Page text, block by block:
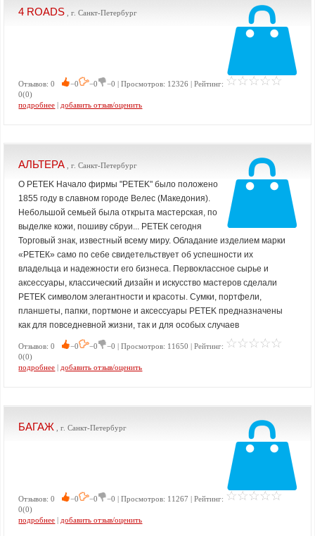
4 ROADS , г. Санкт-Петербург
Отзывов: 0 −0 −0
−0 | Просмотров: 12326 | Рейтинг:
0(0)
подробнее | добавить отзыв/оценить
АЛЬТЕРА , г. Санкт-Петербург
О PETEK Начало фирмы "PETEK" было положено
1855 году в славном городе Велес (Македония).
Небольшой семьей была открыта мастерская, по
выделке кожи, пошиву сбруи... РЕТЕК сегодня
Торговый знак, известный всему миру. Обладание изделием марки
«РЕТЕК» само по себе свидетельствует об успешности их
владельца и надежности его бизнеса. Первоклассное сырье и
аксессуары, классический дизайн и искусство мастеров сделали
PETEK символом элегантности и красоты. Сумки, портфели,
планшеты, папки, портмоне и аксессуары PETEK предназначены
как для повседневной жизни, так и для особых случаев
Отзывов: 0 −0 −0
−0 | Просмотров: 11650 | Рейтинг:
0(0)
подробнее | добавить отзыв/оценить
БАГАЖ , г. Санкт-Петербург
Отзывов: 0 −0 −0
−0 | Просмотров: 11267 | Рейтинг:
0(0)
подробнее | добавить отзыв/оценить